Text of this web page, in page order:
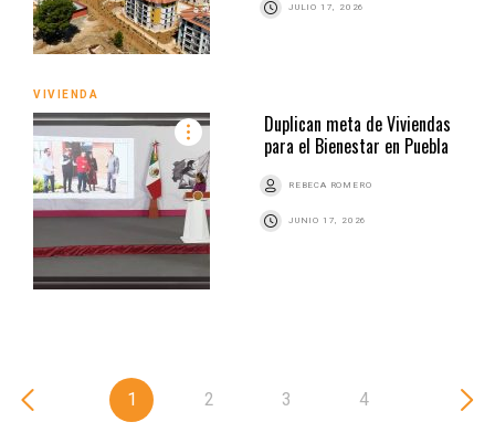
JULIO 17, 2026
VIVIENDA
Duplican meta de Viviendas
para el Bienestar en Puebla
REBECA ROMERO
JUNIO 17, 2026
1 2 3 4